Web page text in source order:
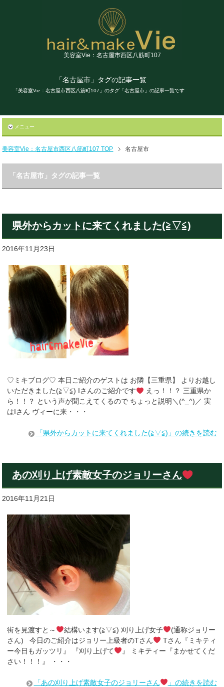
美容室Vie：名古屋市西区八筋町107
「名古屋市」タグの記事一覧
「美容室Vie：名古屋市西区八筋町107」のタグ「名古屋市」の記事一覧です
メニュー
美容室Vie：名古屋市西区八筋町107 TOP 名古屋市
「名古屋市」タグの記事一覧
県外からカットに来てくれました(≧▽≦)
2016年11月23日
♡ミキブログ♡ 本日ご紹介のゲストは お隣【三重県】 よりお越し
いただきました(≧▽≦) Iさんのご紹介です
えっ！！？ 三重県か
ら！！？ という声が聞こえてくるので ちょっと説明＼(^_^)／ 実
はIさん ヴィーに来・・・
「県外からカットに来てくれました(≧▽≦)」の続きを読む
あの刈り上げ素敵女子のジョリーさん
2016年11月21日
街を見渡すと～ 結構います(≧▽≦) 刈り上げ女子
(通称ジョリー
さん) 今日のご紹介はジョリー上級者のTさん
Tさん『ミキティ
ー今日もガッツリ』 『刈り上げて
』 ミキティー『まかせてくだ
さい！！！』 ・・・
「あの刈り上げ素敵女子のジョリーさん 」の続きを読む